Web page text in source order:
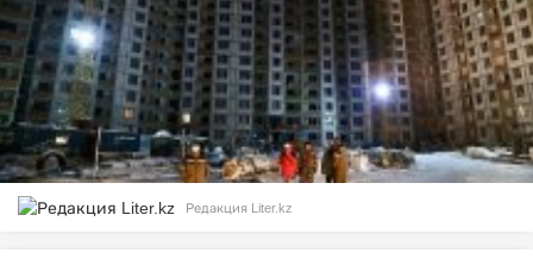
Редакция Liter.kz